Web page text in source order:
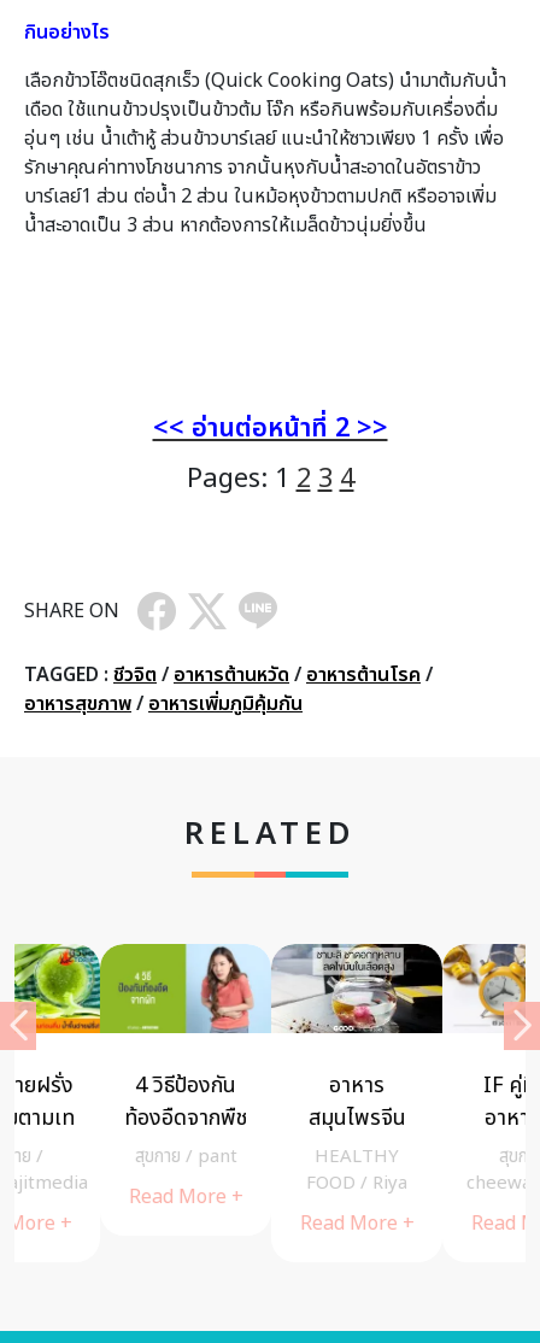
กินอย่างไร
เลือกข้าวโอ๊ตชนิดสุกเร็ว (Quick Cooking Oats) นำมาต้มกับน้ำ
เดือด ใช้แทนข้าวปรุงเป็นข้าวต้ม โจ๊ก หรือกินพร้อมกับเครื่องดื่ม
อุ่นๆ เช่น น้ำเต้าหู้ ส่วนข้าวบาร์เลย์ แนะนำให้ซาวเพียง 1 ครั้ง เพื่อ
รักษาคุณค่าทางโภชนาการ จากนั้นหุงกับน้ำสะอาดในอัตราข้าว
บาร์เลย์1 ส่วน ต่อน้ำ 2 ส่วน ในหม้อหุงข้าวตามปกติ หรืออาจเพิ่ม
น้ำสะอาดเป็น 3 ส่วน หากต้องการให้เมล็ดข้าวนุ่มยิ่งขึ้น
<< อ่านต่อหน้าที่ 2 >>
Pages: 1 234
SHARE ON
TAGGED : ชีวจิต / อาหารต้านหวัด / อาหารต้านโรค /
อาหารสุขภาพ/ อาหารเพิ่มภูมิคุ้มกัน
RELATED
4 วิธีป้องกัน
ท้องอืดจากพืช
pant
Read More +
สมุนไพรจีน
สำหรับลดไข
มันในเลือด
HEALTHY
Riya
Read More +
IF คู่มืออด
อาหารเป็น
(Intermittent
Fasting)
cheewajitmedia
Read More +